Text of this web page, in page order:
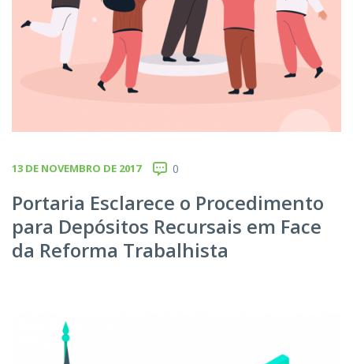
13 DE NOVEMBRO DE 2017 0
Portaria Esclarece o Procedimento
para Depósitos Recursais em Face
da Reforma Trabalhista